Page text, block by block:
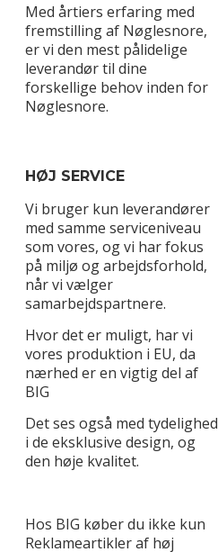
Med årtiers erfaring med
fremstilling af Nøglesnore,
er vi den mest pålidelige
leverandør til dine
forskellige behov inden for
Nøglesnore.
HØJ SERVICE
Vi bruger kun leverandører
med samme serviceniveau
som vores, og vi har fokus
på miljø og arbejdsforhold,
når vi vælger
samarbejdspartnere.
Hvor det er muligt, har vi
vores produktion i EU, da
nærhed er en vigtig del af
BIG
Det ses også med tydelighed
i de eksklusive design, og
den høje kvalitet.
Hos BIG køber du ikke kun
Reklameartikler af høj